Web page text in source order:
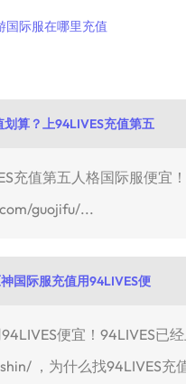
国际服在哪里充值
算？上94LIVES充值第五
充值第五人格国际服便宜
guojifu/...
国际服充值用94LIVES便
便宜！94LIVES已
，为什么找94LIVES充